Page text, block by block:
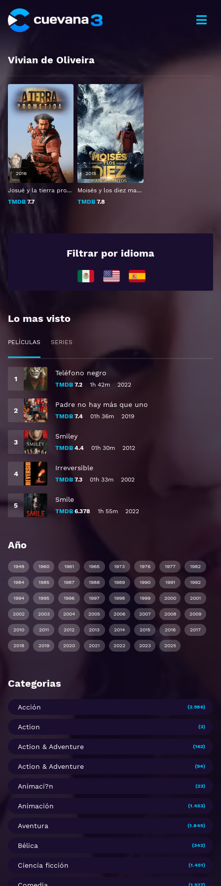
Vivian de Oliveira
Josué y la tierra prometida
TMDB 7.7
2016
Moisés y los diez mandamientos
TMDB 7.8
2015
Filtrar por idioma
Lo mas visto
PELÍCULAS SERIES
Teléfono negro
TMDB 7.2 1h 42m 2022
Padre no hay más que uno
TMDB 7.4 01h 36m 2019
Smiley
TMDB 4.4 01h 30m 2012
Irreversible
TMDB 7.3 01h 33m 2002
Smile
TMDB 6.378 1h 55m 2022
Año
1948 1960 1961 1965 1973 1976 1977 1982
1984 1985 1987 1988 1989 1990 1991 1992
1994 1995 1996 1997 1998 1999 2000 2001
2002 2003 2004 2005 2006 2007 2008 2009
2010 2011 2012 2013 2014 2015 2016 2017
2018 2019 2020 2021 2022 2023 2025
Categorias
Acción (2.986)
Action (3)
Action & Adventure (162)
Action & Adventure (94)
Animaci?n (23)
Animación (1.453)
Aventura (1.845)
Bélica (342)
Ciencia ficción (1.451)